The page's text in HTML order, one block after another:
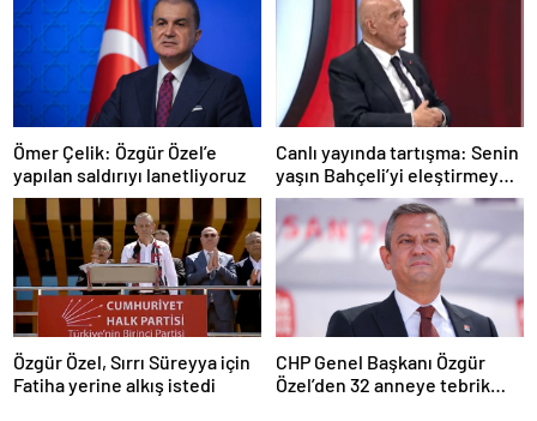
Ömer Çelik: Özgür Özel’e
yapılan saldırıyı lanetliyoruz
Canlı yayında tartışma: Senin
yaşın Bahçeli’yi eleştirmeye
yetmez
Özgür Özel, Sırrı Süreyya için
Fatiha yerine alkış istedi
CHP Genel Başkanı Özgür
Özel’den 32 anneye tebrik